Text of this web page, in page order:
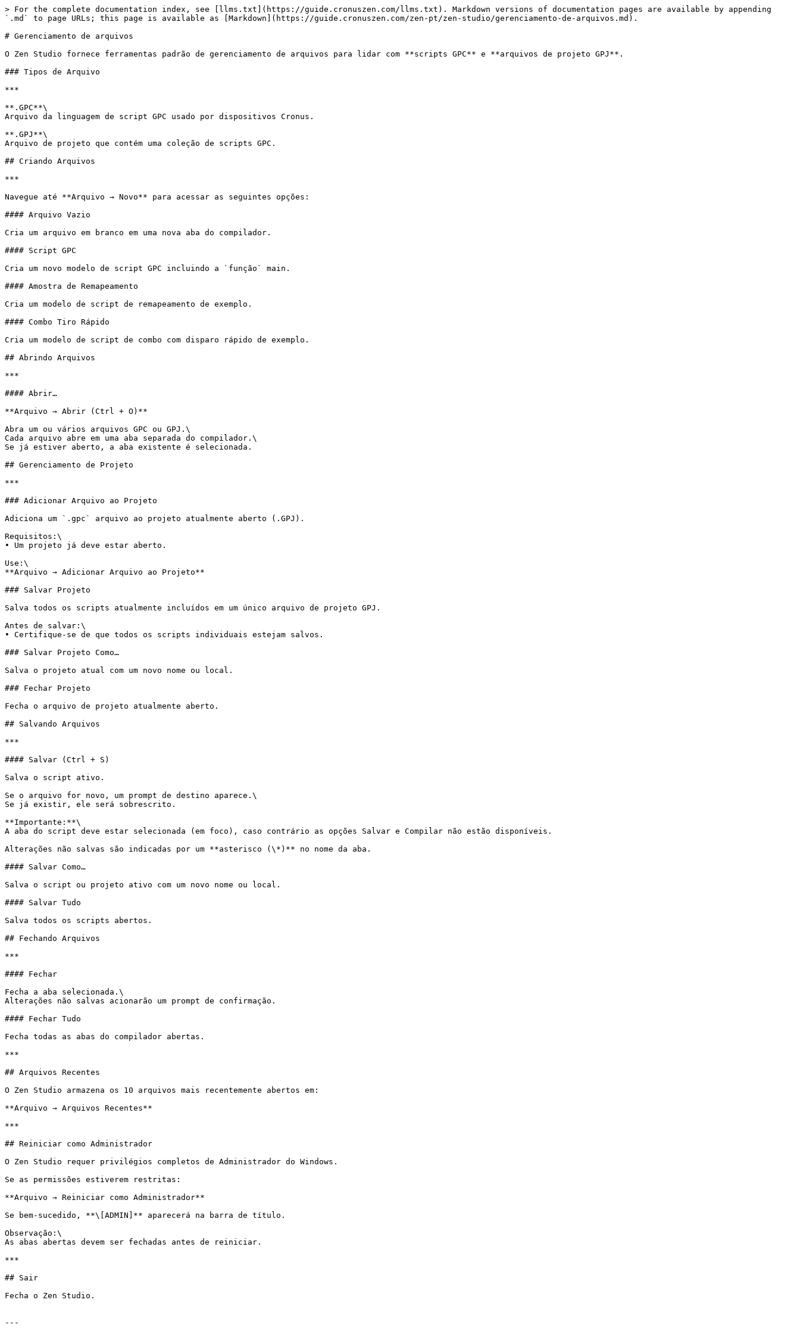
> For the complete documentation index, see [llms.txt](https://guide.cronuszen.com/llms.txt). Markdown versions of documentation pages are available by appending
`.md` to page URLs; this page is available as [Markdown](https://guide.cronuszen.com/zen-pt/zen-studio/gerenciamento-de-arquivos.md).
# Gerenciamento de arquivos
O Zen Studio fornece ferramentas padrão de gerenciamento de arquivos para lidar com **scripts GPC** e **arquivos de projeto GPJ**.
### Tipos de Arquivo
***
**.GPC**\
Arquivo da linguagem de script GPC usado por dispositivos Cronus.
**.GPJ**\
Arquivo de projeto que contém uma coleção de scripts GPC.
## Criando Arquivos
***
Navegue até **Arquivo → Novo** para acessar as seguintes opções:
#### Arquivo Vazio
Cria um arquivo em branco em uma nova aba do compilador.
#### Script GPC
Cria um novo modelo de script GPC incluindo a `função` main.
#### Amostra de Remapeamento
Cria um modelo de script de remapeamento de exemplo.
#### Combo Tiro Rápido
Cria um modelo de script de combo com disparo rápido de exemplo.
## Abrindo Arquivos
***
#### Abrir…
**Arquivo → Abrir (Ctrl + O)**
Abra um ou vários arquivos GPC ou GPJ.\
Cada arquivo abre em uma aba separada do compilador.\
Se já estiver aberto, a aba existente é selecionada.
## Gerenciamento de Projeto
***
### Adicionar Arquivo ao Projeto
Adiciona um `.gpc` arquivo ao projeto atualmente aberto (.GPJ).
Requisitos:\
• Um projeto já deve estar aberto.
Use:\
**Arquivo → Adicionar Arquivo ao Projeto**
### Salvar Projeto
Salva todos os scripts atualmente incluídos em um único arquivo de projeto GPJ.
Antes de salvar:\
• Certifique-se de que todos os scripts individuais estejam salvos.
### Salvar Projeto Como…
Salva o projeto atual com um novo nome ou local.
### Fechar Projeto
Fecha o arquivo de projeto atualmente aberto.
## Salvando Arquivos
***
#### Salvar (Ctrl + S)
Salva o script ativo.
Se o arquivo for novo, um prompt de destino aparece.\
Se já existir, ele será sobrescrito.
**Importante:**\
A aba do script deve estar selecionada (em foco), caso contrário as opções Salvar e Compilar não estão disponíveis.
Alterações não salvas são indicadas por um **asterisco (\*)** no nome da aba.
#### Salvar Como…
Salva o script ou projeto ativo com um novo nome ou local.
#### Salvar Tudo
Salva todos os scripts abertos.
## Fechando Arquivos
***
#### Fechar
Fecha a aba selecionada.\
Alterações não salvas acionarão um prompt de confirmação.
#### Fechar Tudo
Fecha todas as abas do compilador abertas.
***
## Arquivos Recentes
O Zen Studio armazena os 10 arquivos mais recentemente abertos em:
**Arquivo → Arquivos Recentes**
***
## Reiniciar como Administrador
O Zen Studio requer privilégios completos de Administrador do Windows.
Se as permissões estiverem restritas:
**Arquivo → Reiniciar como Administrador**
Se bem-sucedido, **\[ADMIN]** aparecerá na barra de título.
Observação:\
As abas abertas devem ser fechadas antes de reiniciar.
***
## Sair
Fecha o Zen Studio.
---